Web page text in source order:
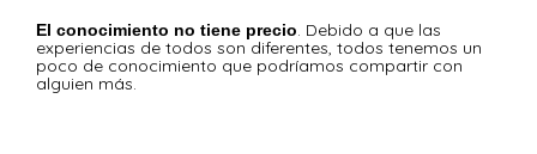
El conocimiento no tiene precio. Debido a que las
experiencias de todos son diferentes, todos tenemos un
poco de conocimiento que podríamos compartir con
alguien más.